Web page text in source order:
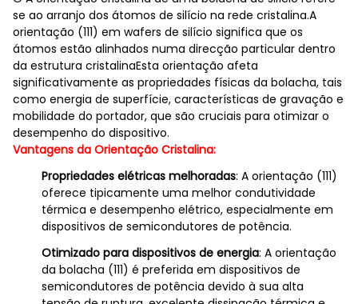
se ao arranjo dos átomos de silício na rede cristalina.A
orientação (111) em wafers de silício significa que os
átomos estão alinhados numa direcção particular dentro
da estrutura cristalinaEsta orientação afeta
significativamente as propriedades físicas da bolacha, tais
como energia de superfície, características de gravação e
mobilidade do portador, que são cruciais para otimizar o
desempenho do dispositivo.
Vantagens da Orientação Cristalina:
Propriedades elétricas melhoradas: A orientação (111)
oferece tipicamente uma melhor condutividade
térmica e desempenho elétrico, especialmente em
dispositivos de semicondutores de potência.
Otimizado para dispositivos de energia: A orientação
da bolacha (111) é preferida em dispositivos de
semicondutores de potência devido à sua alta